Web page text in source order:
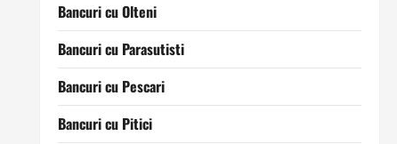
Bancuri cu Olteni
Bancuri cu Parasutisti
Bancuri cu Pescari
Bancuri cu Pitici